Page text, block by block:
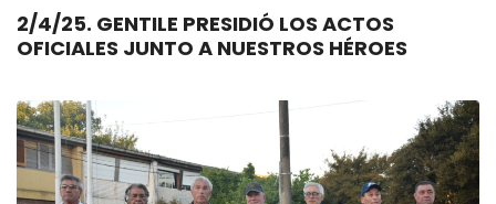
2/4/25. GENTILE PRESIDIÓ LOS ACTOS
OFICIALES JUNTO A NUESTROS HÉROES